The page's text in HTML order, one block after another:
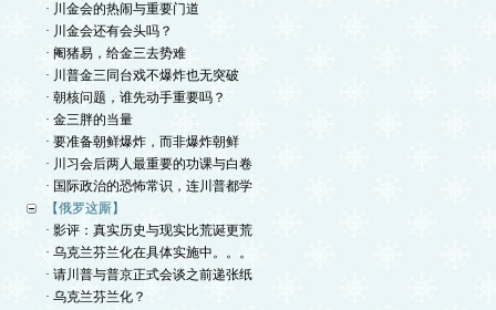
· 川金会的热闹与重要门道
· 川金会还有会头吗？
· 阉猪易，给金三去势难
· 川普金三同台戏不爆炸也无突破
· 朝核问题，谁先动手重要吗？
· 金三胖的当量
· 要准备朝鲜爆炸，而非爆炸朝鲜
· 川习会后两人最重要的功课与白卷
· 国际政治的恐怖常识，连川普都学
【俄罗这厮】
· 影评：真实历史与现实比荒诞更荒
· 乌克兰芬兰化在具体实施中。。。
· 请川普与普京正式会谈之前递张纸
· 乌克兰芬兰化？